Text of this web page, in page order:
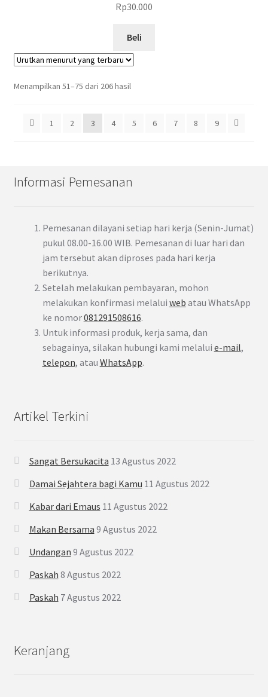
Rp30.000
Beli
Menampilkan 51–75 dari 206 hasil
1 2 3 4 5 6 7 8 9
Informasi Pemesanan
Pemesanan dilayani setiap hari kerja (Senin-Jumat)
pukul 08.00-16.00 WIB. Pemesanan di luar hari dan
jam tersebut akan diproses pada hari kerja
berikutnya.
Setelah melakukan pembayaran, mohon
melakukan konfirmasi melalui web atau WhatsApp
ke nomor081291508616.
Untuk informasi produk, kerja sama, dan
sebagainya, silakan hubungi kami melalui e-mail,
telepon, atau WhatsApp.
Artikel Terkini
Sangat Bersukacita 13 Agustus 2022
Damai Sejahtera bagi Kamu 11 Agustus 2022
Kabar dari Emaus 11 Agustus 2022
Makan Bersama 9 Agustus 2022
Undangan 9 Agustus 2022
Paskah 8 Agustus 2022
Paskah 7 Agustus 2022
Keranjang